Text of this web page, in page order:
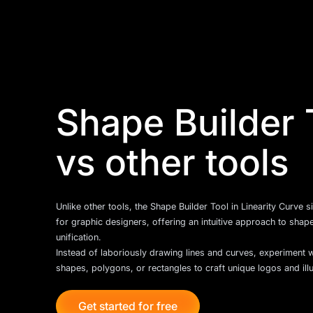
Shape Builder
vs other tools
Unlike other tools, the Shape Builder Tool in Linearity Curve
for graphic designers, offering an intuitive approach to
unification.
Instead of laboriously drawing lines and curves, experiment
shapes, polygons, or rectangles to craft unique logos and
Get started for free